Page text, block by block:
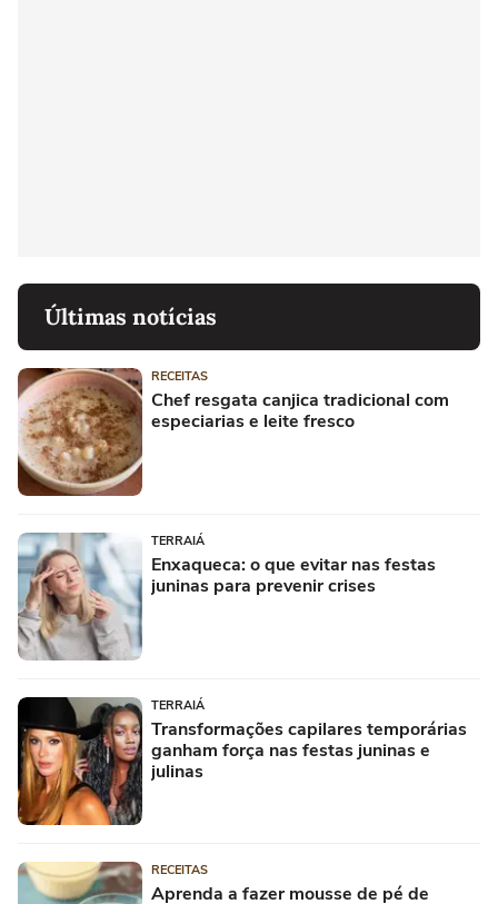
Últimas notícias
RECEITAS
Chef resgata canjica tradicional com
especiarias e leite fresco
TERRAIÁ
Enxaqueca: o que evitar nas festas
juninas para prevenir crises
TERRAIÁ
Transformações capilares temporárias
ganham força nas festas juninas e
julinas
RECEITAS
Aprenda a fazer mousse de pé de